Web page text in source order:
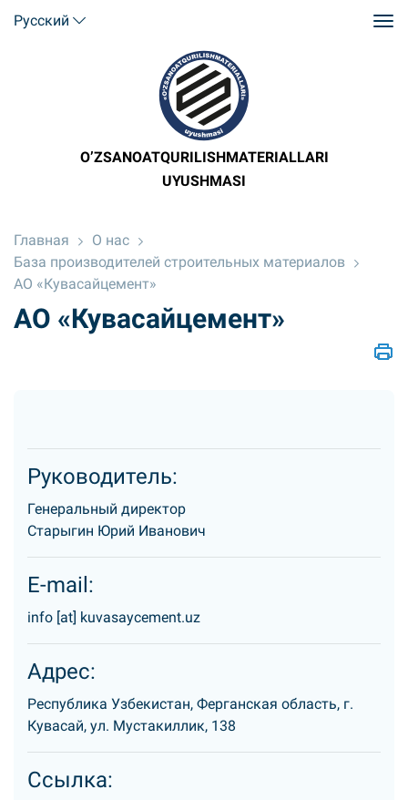
Русский
O’ZSANOATQURILISHMATERIALLARI
UYUSHMASI
Главная
О нас
База производителей строительных материалов
АО «Кувасайцемент»
АО «Кувасайцемент»
Руководитель:
Генеральный директор
Старыгин Юрий Иванович
E-mail:
info [at] kuvasaycement.uz
Адрес:
Республика Узбекистан, Ферганская область, г.
Кувасай, ул. Мустакиллик, 138
Ссылка: